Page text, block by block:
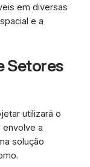
em diversas
e a
Setores
utilizará o
a
solução